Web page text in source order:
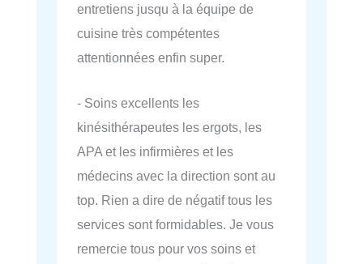
entretiens jusqu à la équipe de
cuisine très compétentes
attentionnées enfin super.
- Soins excellents les
kinésithérapeutes les ergots, les
APA et les infirmières et les
médecins avec la direction sont au
top. Rien a dire de négatif tous les
services sont formidables. Je vous
remercie tous pour vos soins et